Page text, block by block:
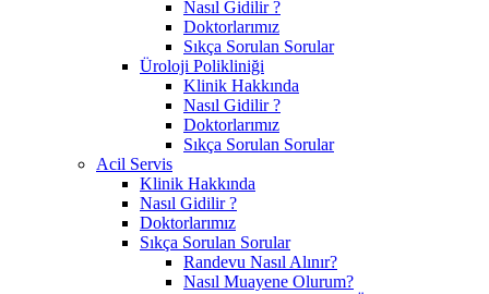
Nasıl Gidilir ?
Doktorlarımız
Sıkça Sorulan Sorular
Üroloji Polikliniği
Klinik Hakkında
Nasıl Gidilir ?
Doktorlarımız
Sıkça Sorulan Sorular
Acil Servis
Klinik Hakkında
Nasıl Gidilir ?
Doktorlarımız
Sıkça Sorulan Sorular
Randevu Nasıl Alınır?
Nasıl Muayene Olurum?